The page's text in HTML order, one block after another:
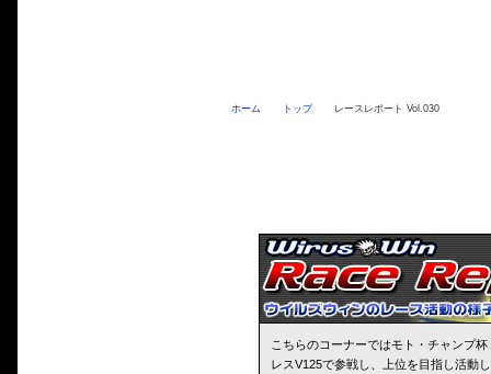
ホーム トップ レースレポート Vol.030
こちらのコーナーではモト・チャンプ
レスV125で参戦し、上位を目指し活動